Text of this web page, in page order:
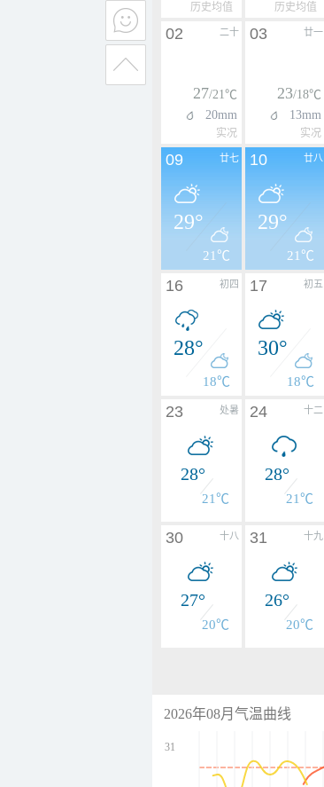
历史均值 历史均值
二十
02
27/21℃
20mm
实况
廿一
03
23/18℃
13mm
实况
廿七
09
29°
21℃
廿八
10
29°
21℃
初四
16
28°
18℃
初五
17
30°
18℃
处暑
23
28°
21℃
十二
24
28°
21℃
十八
30
27°
20℃
十九
31
26°
20℃
2026年08月气温曲线
31